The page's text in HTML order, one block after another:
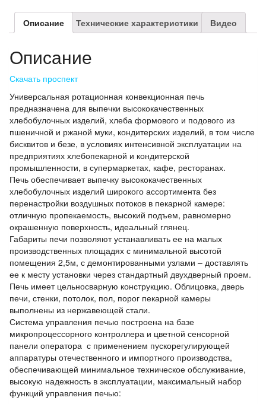
Описание Технические характеристики Видео
Описание
Скачать проспект
Универсальная ротационная конвекционная печь
предназначена для выпечки высококачественных
хлебобулочных изделий, хлеба формового и подового из
пшеничной и ржаной муки, кондитерских изделий, в том числе
бисквитов и безе, в условиях интенсивной эксплуатации на
предприятиях хлебопекарной и кондитерской
промышленности, в супермаркетах, кафе, ресторанах.
Печь обеспечивает выпечку высококачественных
хлебобулочных изделий широкого ассортимента без
перенастройки воздушных потоков в пекарной камере:
отличную пропекаемость, высокий подъем, равномерно
окрашенную поверхность, идеальный глянец.
Габариты печи позволяют устанавливать ее на малых
производственных площадях с минимальной высотой
помещения 2,5м, с демонтированными узлами – доставлять
ее к месту установки через стандартный двухдверный проем.
Печь имеет цельносварную конструкцию. Облицовка, дверь
печи, стенки, потолок, пол, порог пекарной камеры
выполнены из нержавеющей стали.
Система управления печью построена на базе
микропроцессорного контроллера и цветной сенсорной
панели оператора с применением пускорегулирующей
аппаратуры отечественного и импортного производства,
обеспечивающей минимальное техническое обслуживание,
высокую надежность в эксплуатации, максимальный набор
функций управления печью: